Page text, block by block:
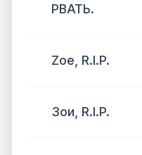
РВАТЬ.
Zoe, R.I.P.
Зои, R.I.P.